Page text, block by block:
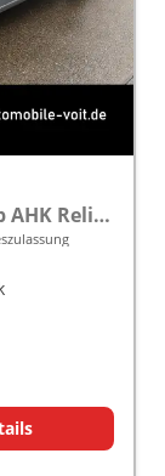
Basis 1.5TSI DSG ACC Kam GV5 App AHK Reling